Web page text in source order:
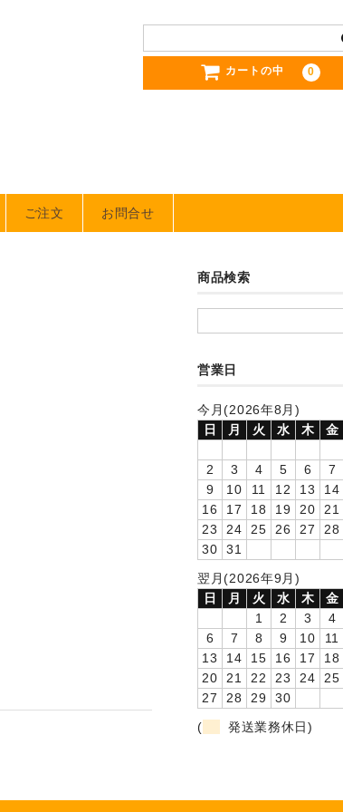
カートの中 0
ご注文 お問合せ
商品検索
営業日
今月(2026年8月)
日
月 火 水 木 金
2
3 4 5 6 7
9
10 11 12 13 14
16
17 18 19 20 21
23
24 25 26 27 28
30
31
翌月(2026年9月)
日
月 火 水 木 金
1
2 3 4
6
7 8 9 10 11
13
14 15 16 17 18
20
21 22 23 24 25
27
28 29
30
(
発送業務休日)